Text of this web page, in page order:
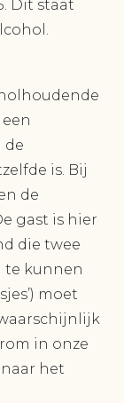
Dit staat
de
is. Bij
de
gast is hier
die twee
te kunnen
moet
in onze
het